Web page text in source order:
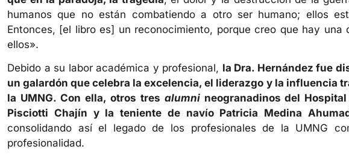
humanos que no están combatiendo a otro ser humano; ellos
Entonces, [el libro es] un reconocimiento, porque creo que hay una
ellos».
Debido a su labor académica y profesional, la Dra. Hernández fue
un galardón que celebra la excelencia, el liderazgo y la influencia
la UMNG. Con ella, otros tres alumnineogranadinos del
Pisciotti Chajín y la teniente de navío Patricia Medina
consolidando así el legado de los profesionales de la UMNG
profesionalidad.